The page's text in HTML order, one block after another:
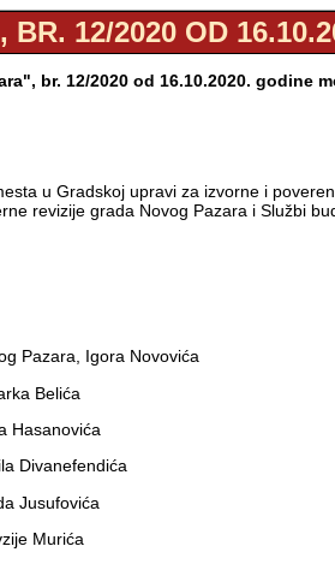
12/2020 OD
br. 12/2020 od 16.10.2020. godine
u Gradskoj upravi za izvorne i
revizije grada Novog Pazara i Službi
Pazara, Igora Novovića
Belića
Hasanovića
Divanefendića
Jusufovića
Murića